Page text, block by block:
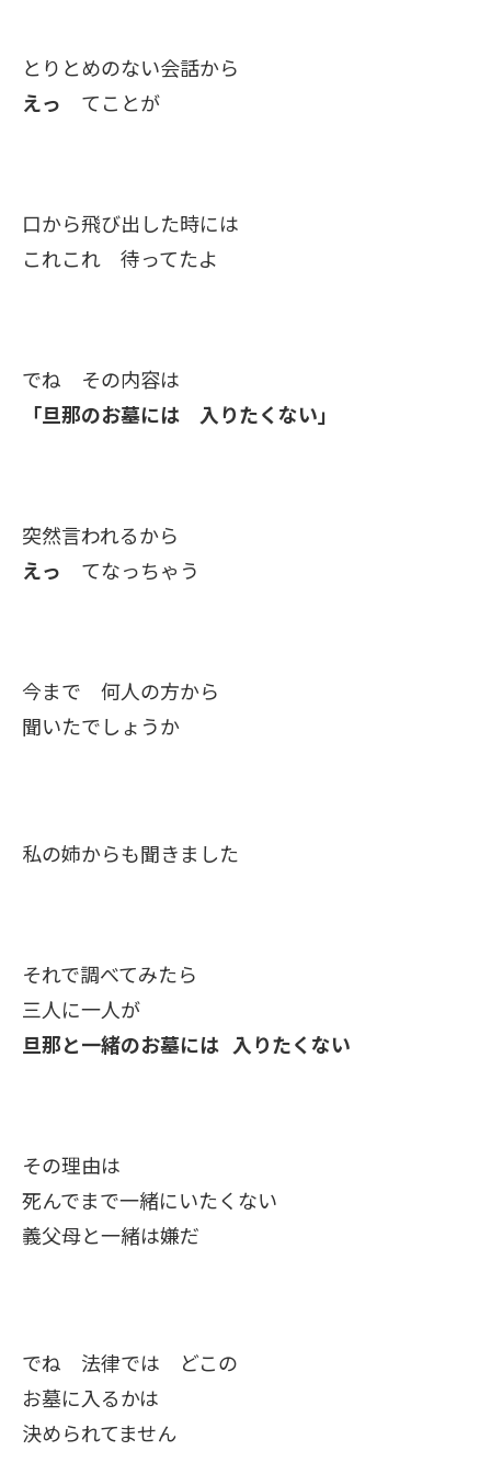
とりとめのない会話から
えっ てことが
口から飛び出した時には
これこれ 待ってたよ
でね その内容は
「旦那のお墓には 入りたくない」
突然言われるから
えっ てなっちゃう
今まで 何人の方から
聞いたでしょうか
私の姉からも聞きました
それで調べてみたら
三人に一人が
旦那と一緒のお墓には 入りたくない
その理由は
死んでまで一緒にいたくない
義父母と一緒は嫌だ
でね 法律では どこの
お墓に入るかは
決められてません